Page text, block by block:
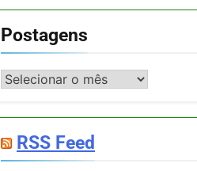
Postagens
Postagens
RSS Feed